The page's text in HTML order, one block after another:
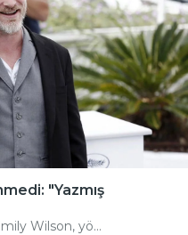
"Yazmış
Wilson, yö...